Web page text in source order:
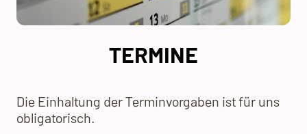
TERMINE
Die Einhaltung der Terminvorgaben ist für uns
obligatorisch.